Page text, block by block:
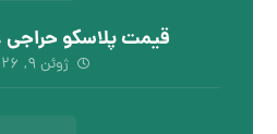
قیمت پلاسکو
ژوئن ۹, ۲۰۲۶